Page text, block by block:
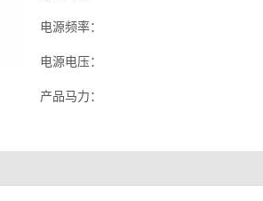
电源频率：
电源电压：
产品马力：